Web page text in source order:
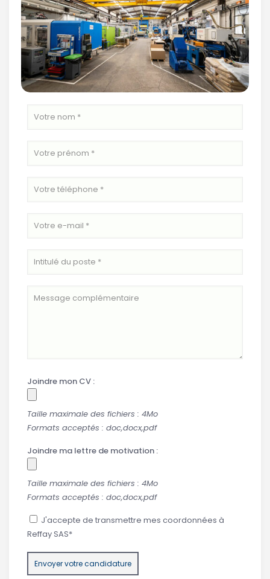
Joindre mon CV :
Taille maximale des fichiers : 4Mo
Formats acceptés : doc,docx,pdf
Joindre ma lettre de motivation :
Taille maximale des fichiers : 4Mo
Formats acceptés : doc,docx,pdf
J'accepte de transmettre mes coordonnées à
Reffay SAS*